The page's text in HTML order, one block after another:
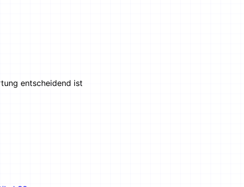
entscheidend ist